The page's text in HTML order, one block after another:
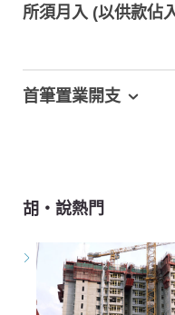
所須月入 (以供款佔
首筆置業開支
胡‧說熱門